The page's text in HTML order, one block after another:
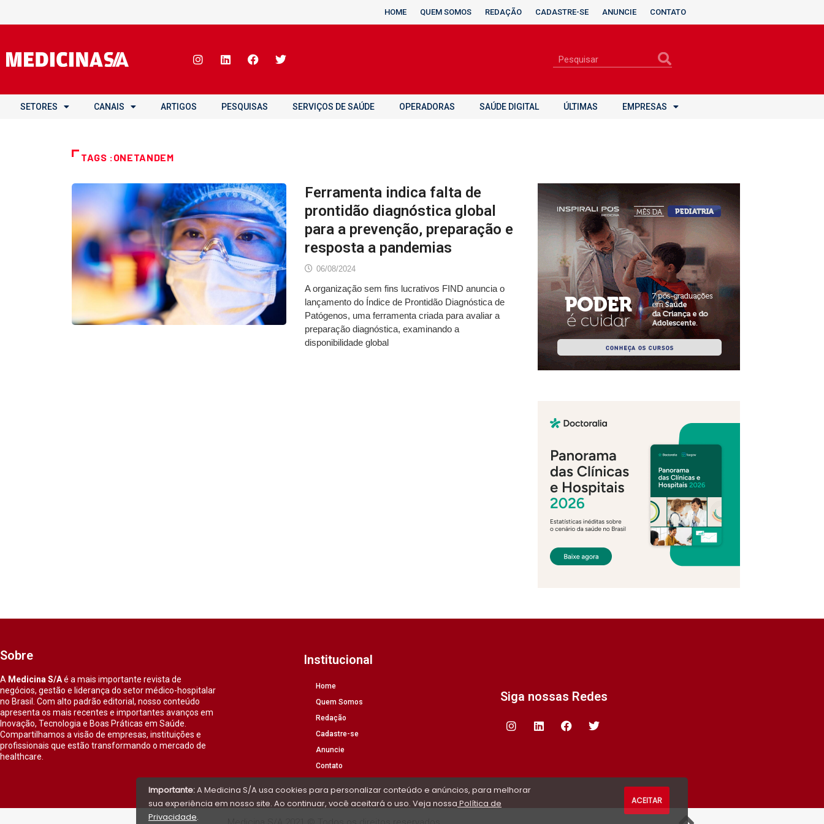
HOME QUEM SOMOS REDAÇÃO CADASTRE-SE ANUNCIE CONTATO
SETORES CANAIS ARTIGOS PESQUISAS SERVIÇOS DE SAÚDE OPERADORAS SAÚDE DIGITAL ÚLTIMAS EMPRESAS
TAGS :ONETANDEM
Ferramenta indica falta de
prontidão diagnóstica global
para a prevenção, preparação e
resposta a pandemias
06/08/2024
A organização sem fins lucrativos FIND anuncia o
lançamento do Índice de Prontidão Diagnóstica de
Patógenos, uma ferramenta criada para avaliar a
preparação diagnóstica, examinando a
disponibilidade global
Sobre
A Medicina S/Aé a mais importante revista de
negócios, gestão e liderança do setor médico-hospitalar
no Brasil. Com alto padrão editorial, nosso conteúdo
apresenta os mais recentes e importantes avanços em
Inovação, Tecnologia e Boas Práticas em Saúde.
Compartilhamos a visão de empresas, instituições e
profissionais que estão transformando o mercado de
healthcare.
Institucional
Home
Quem Somos
Redação
Cadastre-se
Anuncie
Contato
Siga nossas Redes
Importante:A Medicina S/A usa cookies para personalizar conteúdo e anúncios, para melhorar
sua experiência em nosso site. Ao continuar, você aceitará o uso. Veja nossa Política de
Privacidade.
ACEITAR